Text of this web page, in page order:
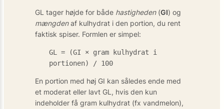
GL tager højde for både hastigheden(GI) og
mængdenaf kulhydrat i den portion, du rent
faktisk spiser. Formlen er simpel:
GL = (GI × gram kulhydrat i
portionen) / 100
En portion med høj GI kan således ende med
et moderat eller lavt GL, hvis den kun
indeholder få gram kulhydrat (fx vandmelon),